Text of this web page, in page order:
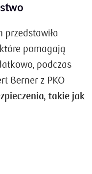
przedstawiła
pomagają
podczas
Berner z PKO
takie jak